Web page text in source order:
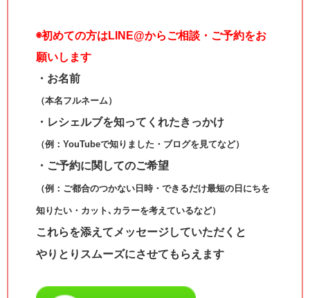
◉初めての方はLINE@からご相談・ご予約をお
願いします
・お名前
（本名フルネーム）
・レシェルブを知ってくれたきっかけ
（例：YouTubeで知りました・ブログを見てなど）
・ご予約に関してのご希望
（例：ご都合のつかない日時・できるだけ最短の日にちを
知りたい・カット､カラーを考えているなど）
これらを添えてメッセージしていただくと
やりとりスムーズにさせてもらえます